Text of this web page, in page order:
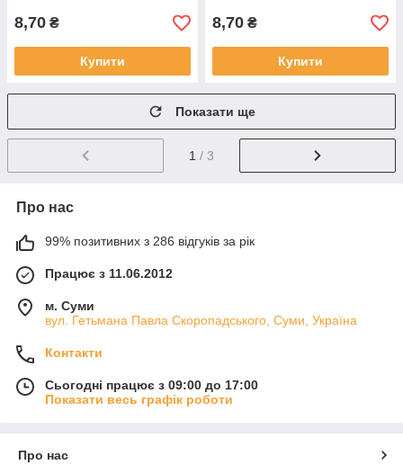
8,70 ₴
Купити
8,70 ₴
Купити
Показати ще
1 / 3
Про нас
99% позитивних з 286 відгуків за рік
Працює з 11.06.2012
м. Суми
вул. Гетьмана Павла Скоропадського, Суми, Україна
Контакти
Сьогодні працює з 09:00 до 17:00
Показати весь графік роботи
Про нас